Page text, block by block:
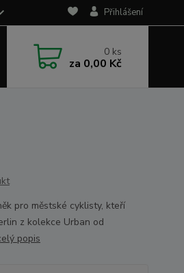
Přihlášení
0 ks
za 0,00 Kč
pro městské cyklisty, kteří
z kolekce Urban od
popis